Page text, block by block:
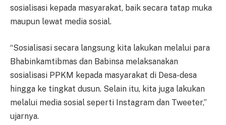
sosialisasi kepada masyarakat, baik secara tatap muka
maupun lewat media sosial.
“Sosialisasi secara langsung kita lakukan melalui para
Bhabinkamtibmas dan Babinsa melaksanakan
sosialisasi PPKM kepada masyarakat di Desa-desa
hingga ke tingkat dusun. Selain itu, kita juga lakukan
melalui media sosial seperti Instagram dan Tweeter,”
ujarnya.